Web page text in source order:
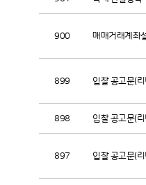
900 매매거래계좌
899 입찰 공고문(
898 입찰 공고문(
897 입찰 공고문(